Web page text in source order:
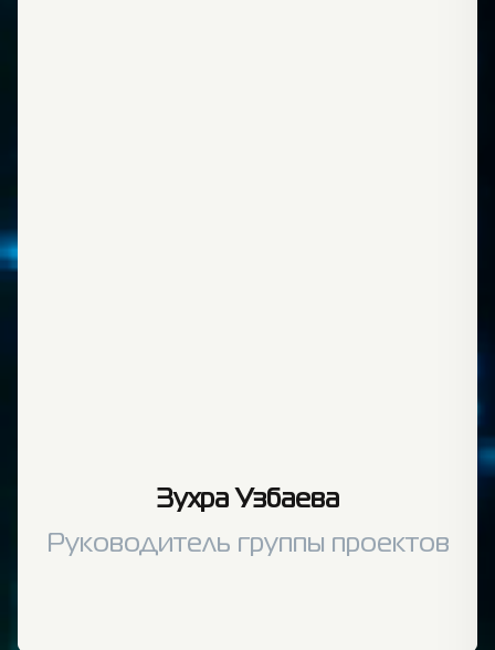
Зухра Узбаева
Руководитель группы проектов